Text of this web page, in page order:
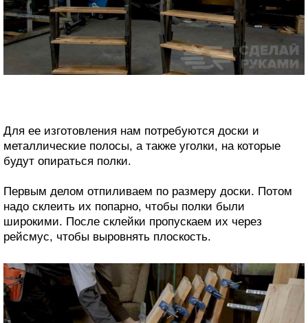
Для ее изготовления нам потребуются доски и
металлические полосы, а также уголки, на которые
будут опираться полки.
Первым делом отпиливаем по размеру доски. Потом
надо склеить их попарно, чтобы полки были
широкими. После склейки пропускаем их через
рейсмус, чтобы выровнять плоскость.